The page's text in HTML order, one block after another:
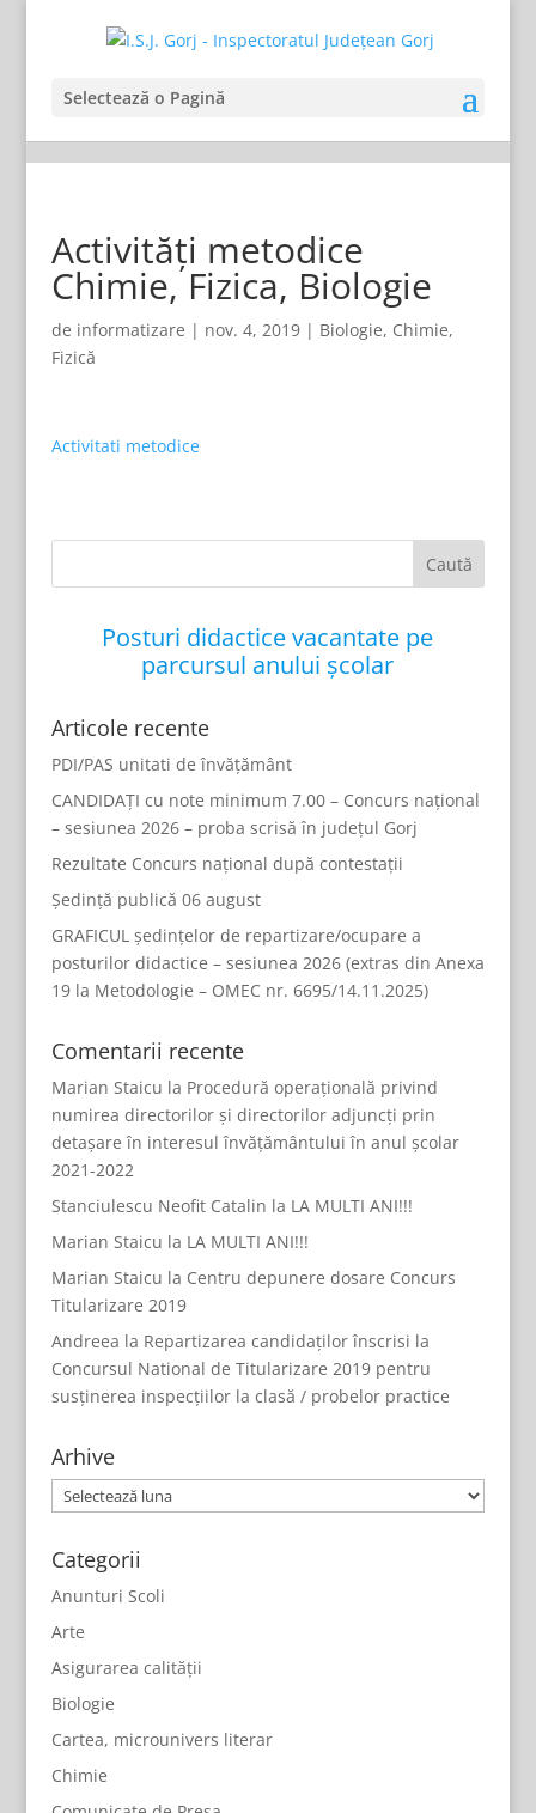
Selectează o Pagină
Activități metodice
Chimie, Fizica, Biologie
de informatizare | nov. 4, 2019| Biologie, Chimie,
Fizică
Activitati metodice
Posturi didactice vacantate pe
parcursul anului școlar
Articole recente
PDI/PAS unitati de învățământ
CANDIDAȚI cu note minimum 7.00 – Concurs național
– sesiunea 2026 – proba scrisă în județul Gorj
Rezultate Concurs național după contestații
Ședință publică 06 august
GRAFICUL ședințelor de repartizare/ocupare a
posturilor didactice – sesiunea 2026 (extras din Anexa
19 la Metodologie – OMEC nr. 6695/14.11.2025)
Comentarii recente
Marian Staicu la Procedură operațională privind
numirea directorilor și directorilor adjuncți prin
detașare în interesul învățământului în anul școlar
2021-2022
Stanciulescu Neofit Catalin la LA MULTI ANI!!!
Marian Staicu la LA MULTI ANI!!!
Marian Staicu la Centru depunere dosare Concurs
Titularizare 2019
Andreea la Repartizarea candidaților înscrisi la
Concursul National de Titularizare 2019 pentru
susținerea inspecțiilor la clasă / probelor practice
Arhive
Arhive
Categorii
Anunturi Scoli
Arte
Asigurarea calității
Biologie
Cartea, microunivers literar
Chimie